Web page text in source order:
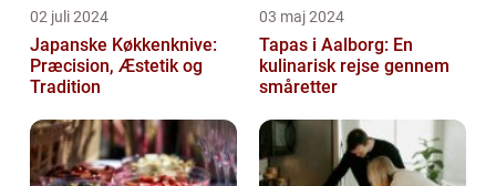
02 juli 2024
Japanske Køkkenknive:
Præcision, Æstetik og
Tradition
03 maj 2024
Tapas i Aalborg: En
kulinarisk rejse gennem
småretter